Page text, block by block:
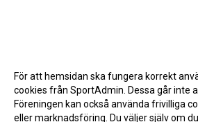
För att hemsidan ska fungera korrekt
cookies från SportAdmin. Dessa går inte
Föreningen kan också använda frivilliga
eller marknadsföring. Du väljer själv om